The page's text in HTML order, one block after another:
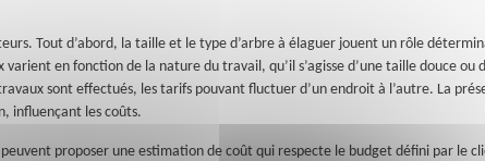
Tout d’abord, la taille et le type d’arbre à élaguer jouent un rôle
en fonction de la nature du travail, qu’il s’agisse d’une taille douce ou
sont effectués, les tarifs pouvant fluctuer d’un endroit à l’autre. La
influençant les coûts.
proposer une estimation de coût qui respecte le budget défini par le